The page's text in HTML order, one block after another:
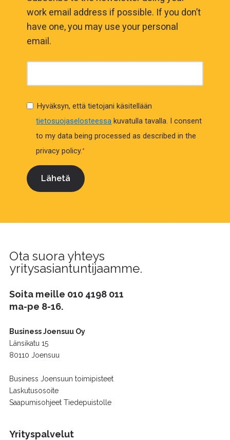
work email address if possible. If you don’t
have one, you may use your personal
email.
Hyväksyn, että tietojani käsitellään
tietosuojaselosteessa kuvatulla tavalla.
I consent
to my data being processed as described in the
privacy policy.*
Ota suora yhteys
yritysasiantuntijaamme.
Soita meille 010 4198 011
ma-pe 8-16.
Business Joensuu Oy
Länsikatu 15
80110 Joensuu
Business Joensuun toimipisteet
Laskutusosoite
Saapumisohjeet Tiedepuistolle
Yrityspalvelut